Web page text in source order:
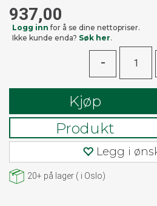
937,00
Logg inn for å se dine nettopriser.
Ikke kunde enda? Søk her.
-
Kjøp
Produkt
Legg i
20+ på lager ( i Oslo)